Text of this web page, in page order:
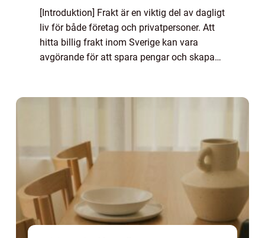
[Introduktion] Frakt är en viktig del av dagligt
liv för både företag och privatpersoner. Att
hitta billig frakt inom Sverige kan vara
avgörande för att spara pengar och skapa